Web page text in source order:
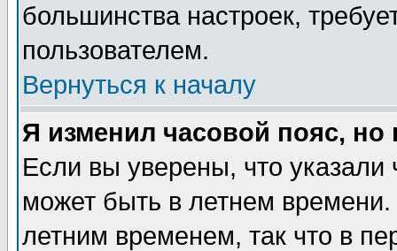
большинства настроек,
пользователем.
Вернуться к началу
Я изменил часовой пояс,
Если вы уверены, что указали
может быть в летнем
летним временем, так что в